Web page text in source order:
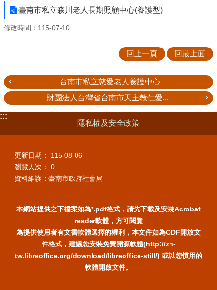
臺南市私立森川老人長期照顧中心(養護型)
修改時間：115-07-10
回上一頁 回最上面
台南市私立慈愛老人養護中心
財團法人台灣省台南市天主教仁愛...
:::
隱私權及安全政策
更新日期：
115-08-06
瀏覽人次：
0
資料維護：臺南市政府社會局
本網站提供之下檔案如為*.pdf格式，請先下載及安裝Acrobat
reader軟體，方可閱覽
為提供使用者有文書軟體選擇的權利，本文件如為ODF開放文
件格式，建議您安裝免費開源軟體(http://zh-
tw.libreoffice.org/download/libreoffice-still/) 或以您慣用的
軟體開啟文件。